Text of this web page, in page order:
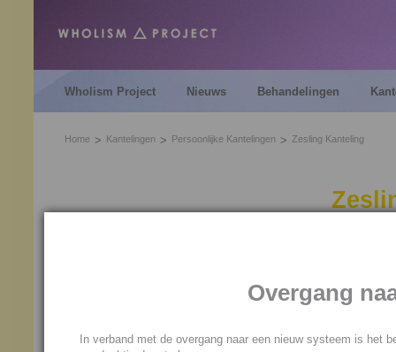
Wholism Project Nieuws Behandelingen
Home Kantelingen Persoonlijke Kantelingen Zesling Kanteling
realiseren. Je dromen
Overgang
In verband met de overgang naar een nieuw systeem is het